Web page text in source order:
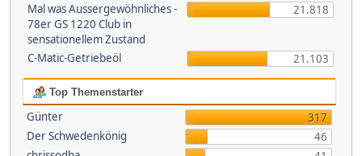
Mal was Aussergewöhnliches -
78er GS 1220 Club in
sensationellem Zustand
21.818
C-Matic-Getriebeöl 21.103
Top Themenstarter
Günter
317
Der Schwedenkönig
46